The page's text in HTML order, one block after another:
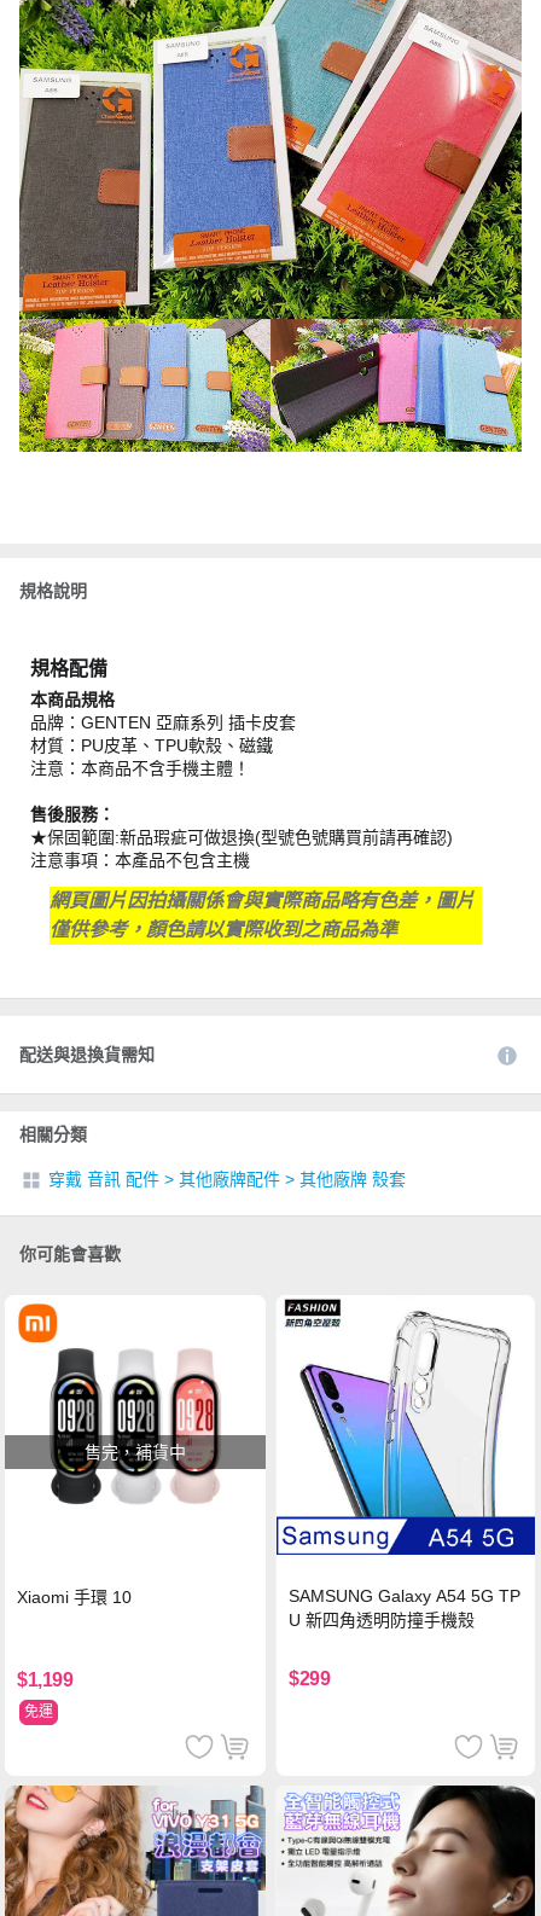
規格說明
規格配備
本商品規格
品牌：GENTEN 亞麻系列 插卡皮套
材質：PU皮革、TPU軟殼、磁鐵
注意：本商品不含手機主體！
售後服務：
★保固範圍:新品瑕疵可做退換(型號色號購買前請再確認)
注意事項：本產品不包含主機
網頁圖片因拍攝關係會與實際商品略有色差，圖片
僅供參考，顏色請以實際收到之商品為準
配送與退換貨需知
相關分類
穿戴 音訊 配件 > 其他廠牌配件 > 其他廠牌 殼套
你可能會喜歡
售完，補貨中
Xiaomi 手環 10
$1,199
免運
SAMSUNG Galaxy A54 5G TP
U 新四角透明防撞手機殼
$299